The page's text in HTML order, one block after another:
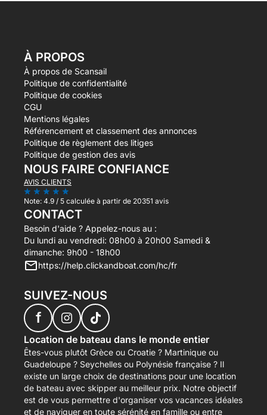
À PROPOS
À propos de Scansail
Politique de confidentialité
Politique de cookies
CGU
Mentions légales
Référencement et classement des annonces
Politique de règlement des litiges
Politique de gestion des avis
NOUS FAIRE CONFIANCE
AVIS CLIENTS
Note: 4.9 / 5 calculée à partir de 20351 avis
CONTACT
Besoin d'aide ? Appelez-nous au :
Du lundi au vendredi: 08h00 à 20h00 Samedi &
dimanche: 9h00 - 18h00
https://help.clickandboat.com/hc/fr
SUIVEZ-NOUS
f
Location de bateau dans le monde entier
Êtes-vous plutôt Grèce ou Croatie ? Martinique ou
Guadeloupe ? Seychelles ou Polynésie française ? Il
existe un large choix de destinations pour une location
de bateau avec skipper au meilleur prix. Notre objectif
est de vous permettre d'organiser vos vacances idéales
et de naviguer en toute sérénité en famille ou entre